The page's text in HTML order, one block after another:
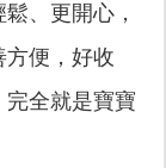
、更開心，
便，好收
全就是寶寶